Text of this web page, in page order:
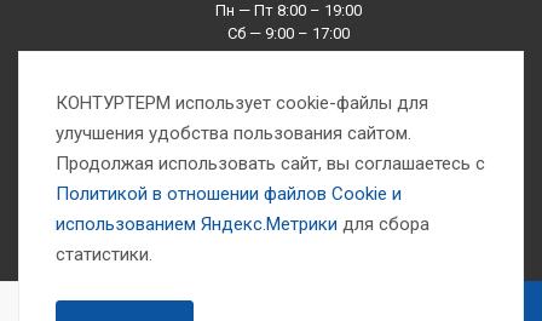
Пн — Пт 8:00 – 19:00
Сб — 9:00 – 17:00
Вс —10:00 – 16:00
1993-2026 © Компания «Контуртерм» — инженерно-торговый центр
КОНТУРТЕРМ использует cookie-файлы для
улучшения удобства пользования сайтом.
Продолжая использовать сайт, вы соглашаетесь с
Политикой в отношении файлов Сookie и
использованием Яндекс.Метрики для сбора
статистики.